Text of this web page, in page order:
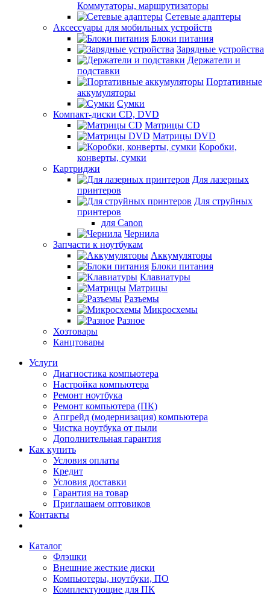
Коммутаторы, маршрутизаторы
Сетевые адаптеры
Аксессуары для мобильных устройств
Блоки питания
Зарядные устройства
Держатели и
подставки
Портативные
аккумуляторы
Сумки
Компакт-диски CD, DVD
Матрицы CD
Матрицы DVD
Коробки,
конверты, сумки
Картриджи
Для лазерных
принтеров
Для струйных
принтеров
для Canon
Чернила
Запчасти к ноутбукам
Аккумуляторы
Блоки питания
Клавиатуры
Матрицы
Разъемы
Микросхемы
Разное
Хозтовары
Канцтовары
Услуги
Диагностика компьютера
Настройка компьютера
Ремонт ноутбука
Ремонт компьютера (ПК)
Апгрейд (модернизация) компьютера
Чистка ноутбука от пыли
Дополнительная гарантия
Как купить
Условия оплаты
Кредит
Условия доставки
Гарантия на товар
Приглашаем оптовиков
Контакты
Каталог
Флэшки
Внешние жесткие диски
Компьютеры, ноутбуки, ПО
Комплектующие для ПК